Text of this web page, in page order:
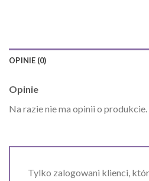
OPINIE (0)
Opinie
Na razie nie ma opinii o produkcie.
Tylko zalogowani klienci,